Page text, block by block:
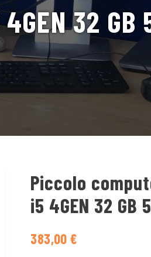
32 GB
Piccolo
i5 4GEN 32 GB
383,00€